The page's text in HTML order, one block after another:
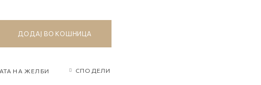
ДОДАЈ ВО КОШНИЦА
НА ЖЕЛБИ СПОДЕЛИ